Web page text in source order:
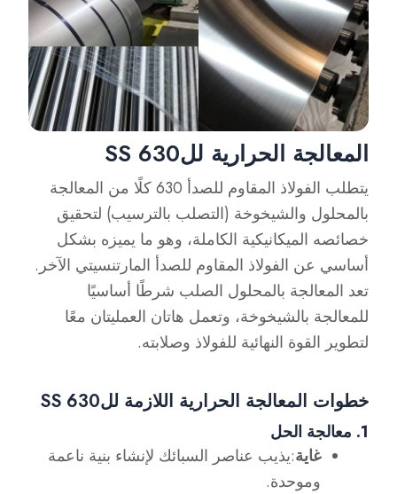
المعالجة الحرارية للSS 630
يتطلب الفولاذ المقاوم للصدأ 630 كلًا من المعالجة
بالمحلول والشيخوخة (التصلب بالترسيب) لتحقيق
خصائصه الميكانيكية الكاملة، وهو ما يميزه بشكل
أساسي عن الفولاذ المقاوم للصدأ المارتنسيتي الآخر.
تعد المعالجة بالمحلول الصلب شرطًا أساسيًا
للمعالجة بالشيخوخة، وتعمل هاتان العمليتان معًا
لتطوير القوة النهائية للفولاذ وصلابته.
خطوات المعالجة الحرارية اللازمة للSS 630
1. معالجة الحل
غاية:يذيب عناصر السبائك لإنشاء بنية ناعمة
وموحدة.